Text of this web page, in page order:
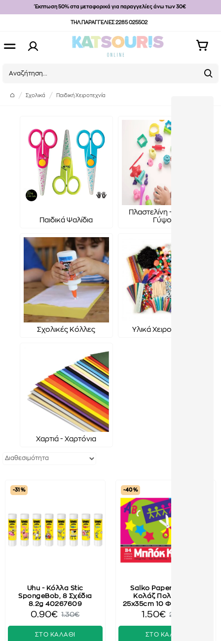
Έκπτωση 50% στα μεταφορικά για παραγγελίες άνω των 30€
ΤΗΛ.ΠΑΡΑΓΓΕΛΙΕΣ 2285 025502
Σχολικά Παιδική Χειροτεχνία
Παιδικά Ψαλίδια
Πλαστελίνη - Πηλός -
Γύψος
Σχολικές Κόλλες Υλικά Χειροτεχνίας
Χαρτιά - Χαρτόνια
-31 %
Uhu - Κόλλα Stic
SpongeBob, 8 Σχέδια
8.2g 40267609
0.90€ 1.30€
ΣΤΟ ΚΑΛΑΘΙ
-40 %
Salko Paper - Μπλοκ
Κολάζ Πολύχρωμο
25x35cm 10 Φύλλα 2002
1.50€ 2.50€
ΣΤΟ ΚΑΛΑΘΙ